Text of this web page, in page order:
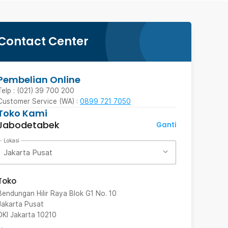
Center
Online
: (021) 39 700 200
Service (WA) : 0899 721 7050
Kami
Ganti
Lokasi
Jakarta Pusat
Hilir Raya Blok G1 No. 10
Pusat
Jakarta 10210